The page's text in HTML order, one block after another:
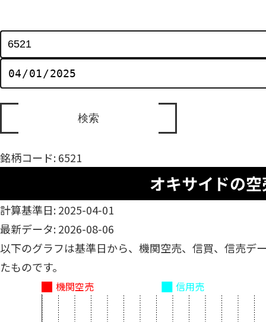
銘柄コード: 6521
オキサイドの
計算基準日: 2025-04-01
最新データ: 2026-08-06
以下のグラフは基準日から、機関空売、信買、信売デ
たものです。
機関空売 信用売